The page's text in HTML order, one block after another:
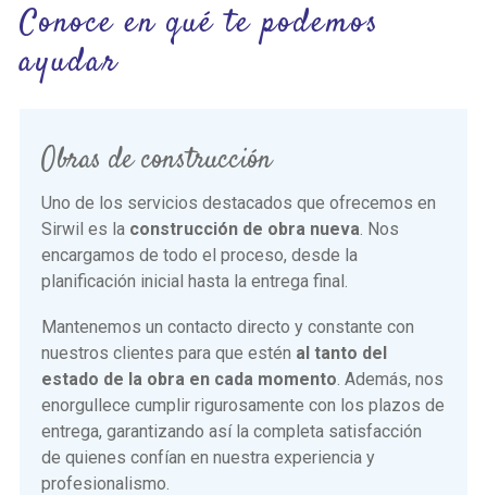
Conoce en qué te podemos
ayudar
Obras de construcción
Uno de los servicios destacados que ofrecemos en
Sirwil es la construcción de obra nueva . Nos
encargamos de todo el proceso, desde la
planificación inicial hasta la entrega final.
Mantenemos un contacto directo y constante con
nuestros clientes para que estén al tanto del
estado de la obra en cada momento . Además, nos
enorgullece cumplir rigurosamente con los plazos de
entrega, garantizando así la completa satisfacción
de quienes confían en nuestra experiencia y
profesionalismo.